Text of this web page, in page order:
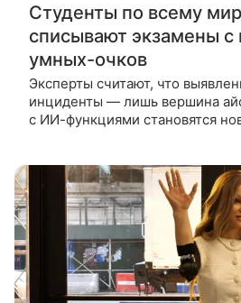
Студенты по всему
списывают экзамены
умных-очков
Эксперты считают, что
инциденты — лишь вершина
с ИИ-функциями становятся